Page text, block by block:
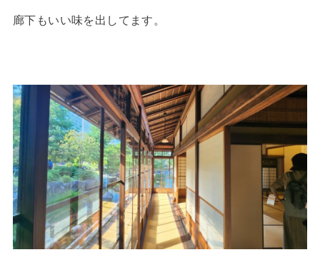
廊下もいい味を出してます。